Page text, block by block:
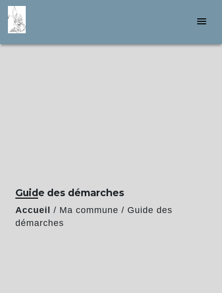
menu
Guide des démarches
Accueil / Ma commune / Guide des
démarches